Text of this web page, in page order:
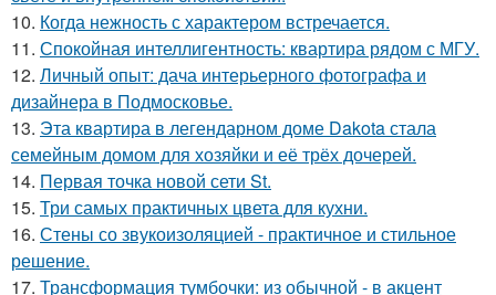
10. Когда нежность с характером встречается.
11. Спокойная интеллигентность: квартира рядом с МГУ.
12. Личный опыт: дача интерьерного фотографа и
дизайнера в Подмосковье.
13. Эта квартира в легендарном доме Dakota стала
семейным домом для хозяйки и её трёх дочерей.
14. Первая точка новой сети St.
15. Три самых практичных цвета для кухни.
16. Стены со звукоизоляцией - практичное и стильное
решение.
17. Трансформация тумбочки: из обычной - в акцент